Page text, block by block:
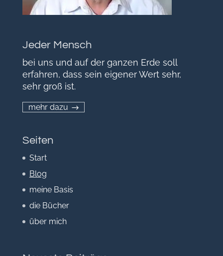
Jeder Mensch
bei uns und auf der ganzen Erde soll
erfahren, dass sein eigener Wert sehr,
sehr groß ist.
mehr dazu
Seiten
Start
Blog
meine Basis
die Bücher
über mich